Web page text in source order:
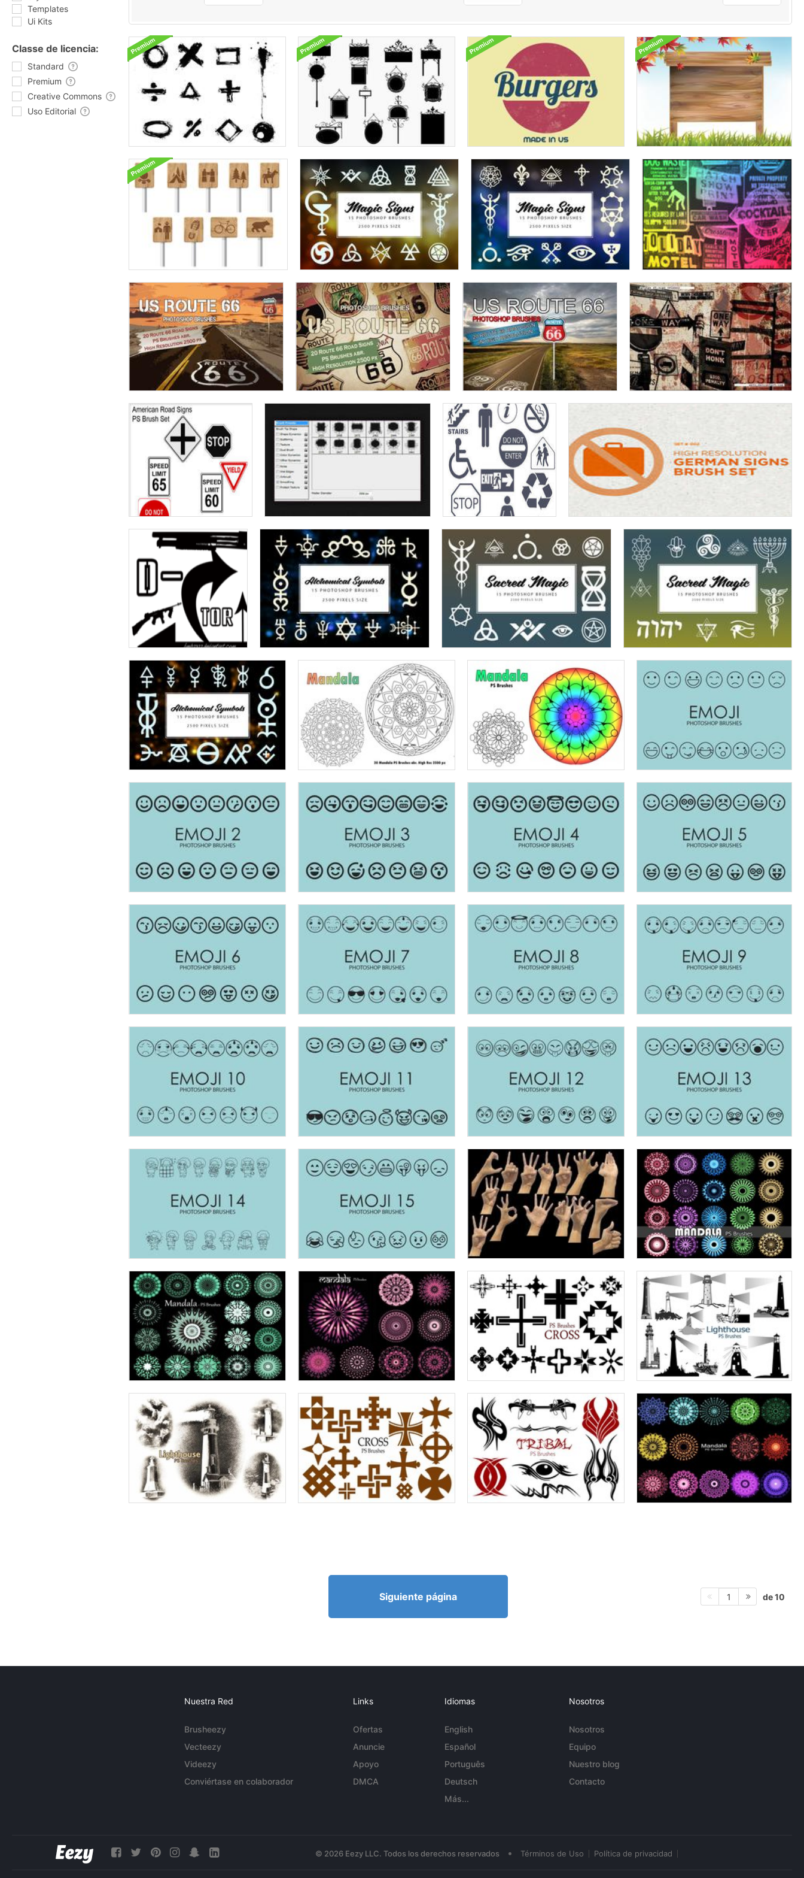
Templates
Ui Kits
Classe de licencia:
Standard
Premium
Creative Commons
Uso Editorial
Siguiente página 1 de 10
Nuestra Red
Brusheezy
Vecteezy
Videezy
Conviértase en colaborador
Links
Ofertas
Anuncie
Apoyo
DMCA
Idiomas
English
Español
Português
Deutsch
Más...
Nosotros
Nosotros
Equipo
Nuestro blog
Contacto
© 2026 Eezy LLC. Todos los derechos reservados • Términos de Uso Política de privacidad